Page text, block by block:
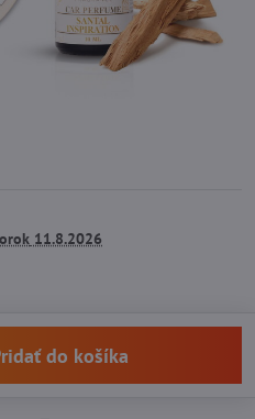
11.8.2026
Pridať do košíka